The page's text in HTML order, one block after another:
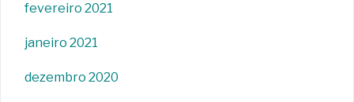
fevereiro 2021
janeiro 2021
dezembro 2020